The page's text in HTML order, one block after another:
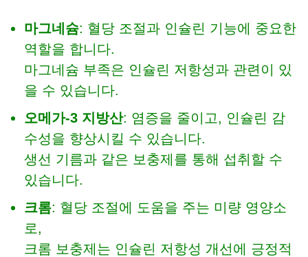
마그네슘: 혈당 조절과 인슐린 기능에 중요한
역할을 합니다.
마그네슘 부족은 인슐린 저항성과 관련이 있
을 수 있습니다.
오메가-3 지방산: 염증을 줄이고, 인슐린 감
수성을 향상시킬 수 있습니다.
생선 기름과 같은 보충제를 통해 섭취할 수
있습니다.
크롬: 혈당 조절에 도움을 주는 미량 영양소
로,
크롬 보충제는 인슐린 저항성 개선에 긍정적